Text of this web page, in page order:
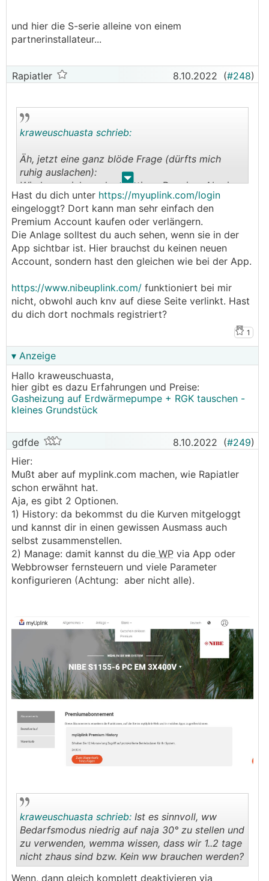
und hier die S-serie alleine von einem
partnerinstallateur...
Rapiatler 8.10.2022 (#248)
. .
kraweuschuasta schrieb:
Äh, jetzt eine ganz blöde Frage (dürfts mich
ruhig auslachen):
Wie komm ich zu dem lustigen Premium Abo im
Uplink?
Hab auf derWP die Menüs durchsucht, hab die
App am Handy durchsucht und versucht mich
übern Browser mit meinem (neu erstellten) NIBE
Konto anzumelden - da wird meine Anlage mit
gefunden, mglw. ist das das Problem...
Allerdings die Handy App hat die
LG & Danke
Wolfgang
Hast du dich unter https://myuplink.com/login
eingeloggt? Dort kann man sehr einfach den
Premium Account kaufen oder verlängern.
Die Anlage solltest du auch sehen, wenn sie in der
App sichtbar ist. Hier brauchst du keinen neuen
Account, sondern hast den gleichen wie bei der App.
https://www.nibeuplink.com/ funktioniert bei mir
nicht, obwohl auch knv auf diese Seite verlinkt. Hast
du dich dort nochmals registriert?
1
▾ Anzeige
Hallo kraweuschuasta,
hier gibt es dazu Erfahrungen und Preise:
Gasheizung auf Erdwärmepumpe + RGK tauschen -
kleines Grundstück
gdfde 8.10.2022 (#249)
Hier:
Mußt aber auf myplink.com machen, wie Rapiatler
schon erwähnt hat.
Aja, es gibt 2 Optionen.
1) History: da bekommst du die Kurven mitgeloggt
und kannst dir in einen gewissen Ausmass auch
selbst zusammenstellen.
2) Manage: damit kannst du die WP via App oder
Webbrowser fernsteuern und viele Parameter
konfigurieren (Achtung: aber nicht alle).
..
kraweuschuasta schrieb: Ist es sinnvoll, ww
Bedarfsmodus niedrig auf naja 30° zu stellen und
zu verwenden, wemma wissen, dass wir 1..2 tage
nicht zhaus sind bzw. Kein ww brauchen werden?
Wenn, dann gleich komplett deaktivieren via